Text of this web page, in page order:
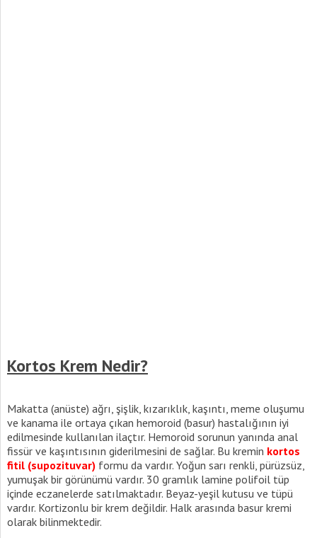
Kortos Krem Nedir?
Makatta (anüste) ağrı, şişlik, kızarıklık, kaşıntı, meme oluşumu
ve kanama ile ortaya çıkan hemoroid (basur) hastalığının iyi
edilmesinde kullanılan ilaçtır. Hemoroid sorunun yanında anal
fissür ve kaşıntısının giderilmesini de sağlar. Bu kremin kortos
fitil (supozituvar) formu da vardır. Yoğun sarı renkli, pürüzsüz,
yumuşak bir görünümü vardır. 30 gramlık lamine polifoil tüp
içinde eczanelerde satılmaktadır. Beyaz-yeşil kutusu ve tüpü
vardır. Kortizonlu bir krem değildir. Halk arasında basur kremi
olarak bilinmektedir.